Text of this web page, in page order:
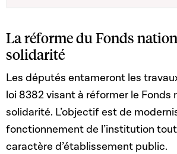
La réforme du Fonds
solidarité
Les députés entameront les
loi 8382 visant à réformer le Fonds
solidarité. L’objectif est de
fonctionnement de l’institution
caractère d’établissement public.